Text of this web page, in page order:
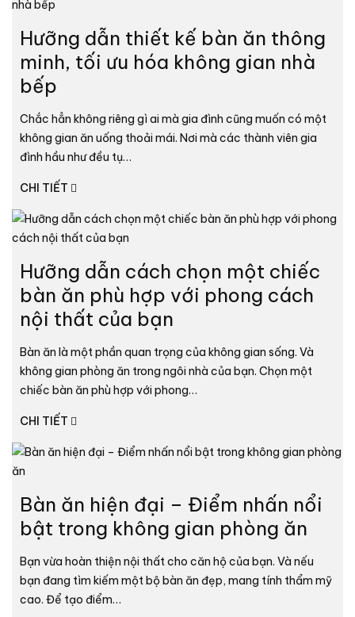
Hưỡng dẫn thiết kế bàn ăn thông
minh, tối ưu hóa không gian nhà
bếp
Chắc hẳn không riêng gì ai mà gia đình cũng muốn có một
không gian ăn uống thoải mái. Nơi mà các thành viên gia
đình hầu như đều tụ…
CHI TIẾT
Hưỡng dẫn cách chọn một chiếc
bàn ăn phù hợp với phong cách
nội thất của bạn
Bàn ăn là một phần quan trọng của không gian sống. Và
không gian phòng ăn trong ngôi nhà của bạn. Chọn một
chiếc bàn ăn phù hợp với phong…
CHI TIẾT
Bàn ăn hiện đại – Điểm nhấn nổi
bật trong không gian phòng ăn
Bạn vừa hoàn thiện nội thất cho căn hộ của bạn. Và nếu
bạn đang tìm kiếm một bộ bàn ăn đẹp, mang tính thẩm mỹ
cao. Để tạo điểm…